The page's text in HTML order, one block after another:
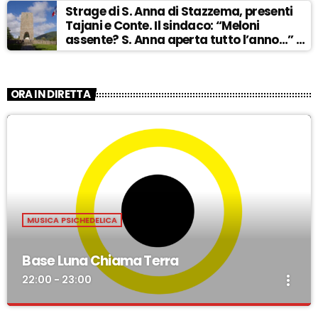
Strage di S. Anna di Stazzema, presenti
Tajani e Conte. Il sindaco: “Meloni
assente? S. Anna aperta tutto l’anno…” –
ASCOLTA
ORA IN DIRETTA
MUSICA PSICHEDELICA
Base Luna Chiama Terra
22:00 - 23:00 more_vert